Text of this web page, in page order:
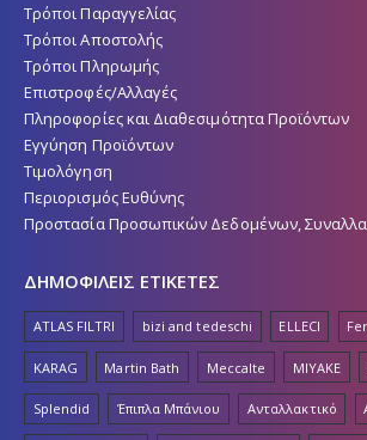
Τρόποι Παραγγελίας
Τρόποι Αποστολής
Τρόποι Πληρωμής
Επιστροφές/Αλλαγές
Πληροφορίες και Διαθεσιμότητα Προϊόντων
Εγγύηση Προϊόντων
Τιμολόγηση
Περιορισμός Ευθύνης
Προστασία Προσωπικών Δεδομένων,
ΔΗΜΟΦΙΛΕΙΣ ΕΤΙΚΕΤΕΣ
ATLAS FILTRI bizi and tedeschi ELLECI
KARAG Martin Bath Meccalte MIYAKE
Splendid Έπιπλα Μπάνιου Ανταλλακτικό